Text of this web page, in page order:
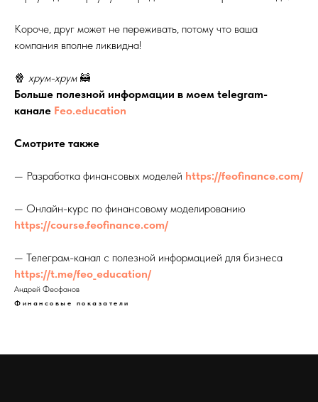
Короче, друг может не переживать, потому что ваша
компания вполне ликвидна!
🍿 хрум-хрум 🦝
Больше полезной информации в моем telegram-
канале Feo.education
Смотрите также
— Разработка финансовых моделей https://feofinance.com/
— Онлайн-курс по финансовому моделированию
https://course.feofinance.com/
— Телеграм-канал с полезной информацией для бизнеса
https://t.me/feo_education/
Андрей Феофанов
Финансовые показатели